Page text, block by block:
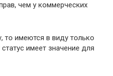
чем у коммерческих
то имеются в виду только
имеет значение для